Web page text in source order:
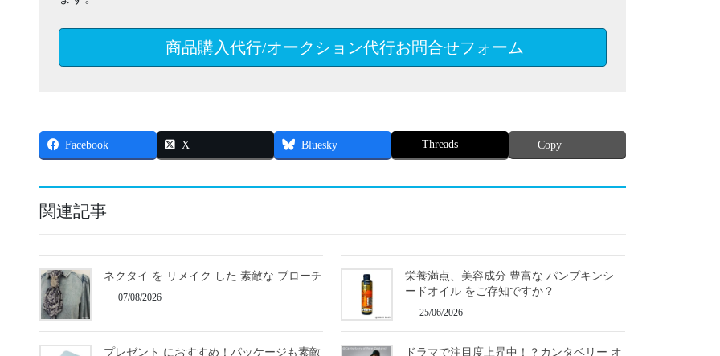
商品購入代行/オークション代行お問合せフォーム
Facebook X Bluesky Threads Copy
関連記事
ネクタイ を リメイク した 素敵な ブローチ
07/08/2026
栄養満点、美容成分 豊富な パンプキンシ
ードオイル をご存知ですか？
25/06/2026
プレゼント におすすめ！パッケージも素敵
ドラマで注目度上昇中！？カンタベリー オ